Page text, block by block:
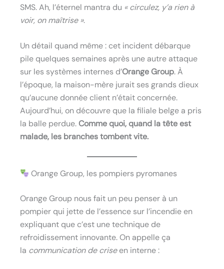
SMS. Ah, l’éternel mantra du « circulez, y’a rien à
voir, on maîtrise ».
Un détail quand même : cet incident débarque
pile quelques semaines après une autre attaque
sur les systèmes internes d’Orange Group. À
l’époque, la maison-mère jurait ses grands dieux
qu’aucune donnée client n’était concernée.
Aujourd’hui, on découvre que la filiale belge a pris
la balle perdue.Comme quoi, quand la tête est
malade, les branches tombent vite.
Orange Group, les pompiers pyromanes
Orange Group nous fait un peu penser à un
pompier qui jette de l’essence sur l’incendie en
expliquant que c’est une technique de
refroidissement innovante. On appelle ça
la communication de criseen interne :